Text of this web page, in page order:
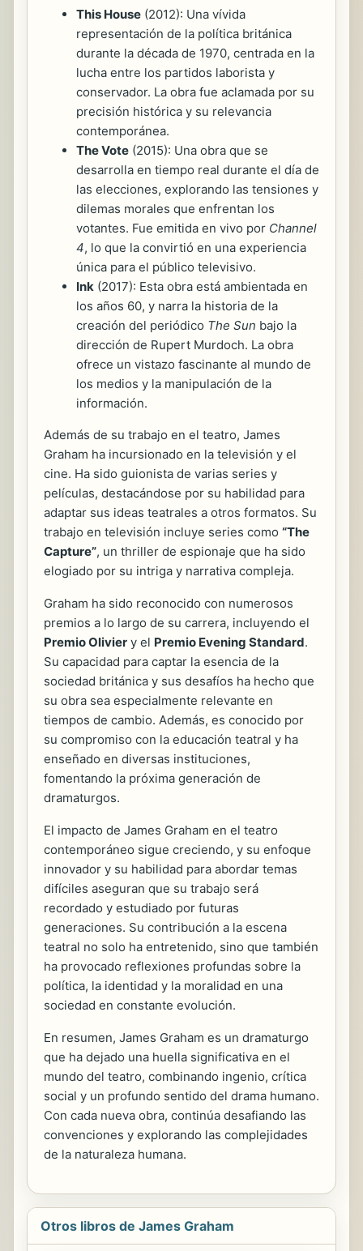
This House (2012): Una vívida
representación de la política británica
durante la década de 1970, centrada en la
lucha entre los partidos laborista y
conservador. La obra fue aclamada por su
precisión histórica y su relevancia
contemporánea.
The Vote (2015): Una obra que se
desarrolla en tiempo real durante el día de
las elecciones, explorando las tensiones y
dilemas morales que enfrentan los
votantes. Fue emitida en vivo por Channel
4, lo que la convirtió en una experiencia
única para el público televisivo.
Ink (2017): Esta obra está ambientada en
los años 60, y narra la historia de la
creación del periódico The Sun bajo la
dirección de Rupert Murdoch. La obra
ofrece un vistazo fascinante al mundo de
los medios y la manipulación de la
información.
Además de su trabajo en el teatro, James
Graham ha incursionado en la televisión y el
cine. Ha sido guionista de varias series y
películas, destacándose por su habilidad para
adaptar sus ideas teatrales a otros formatos. Su
trabajo en televisión incluye series como “The
Capture”, un thriller de espionaje que ha sido
elogiado por su intriga y narrativa compleja.
Graham ha sido reconocido con numerosos
premios a lo largo de su carrera, incluyendo el
Premio Olivier y el Premio Evening Standard.
Su capacidad para captar la esencia de la
sociedad británica y sus desafíos ha hecho que
su obra sea especialmente relevante en
tiempos de cambio. Además, es conocido por
su compromiso con la educación teatral y ha
enseñado en diversas instituciones,
fomentando la próxima generación de
dramaturgos.
El impacto de James Graham en el teatro
contemporáneo sigue creciendo, y su enfoque
innovador y su habilidad para abordar temas
difíciles aseguran que su trabajo será
recordado y estudiado por futuras
generaciones. Su contribución a la escena
teatral no solo ha entretenido, sino que también
ha provocado reflexiones profundas sobre la
política, la identidad y la moralidad en una
sociedad en constante evolución.
En resumen, James Graham es un dramaturgo
que ha dejado una huella significativa en el
mundo del teatro, combinando ingenio, crítica
social y un profundo sentido del drama humano.
Con cada nueva obra, continúa desafiando las
convenciones y explorando las complejidades
de la naturaleza humana.
Otros libros de James Graham